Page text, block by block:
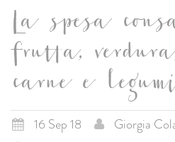
La spesa
frutta, verdura,
carne e legumi
16 Sep 18 Giorgia